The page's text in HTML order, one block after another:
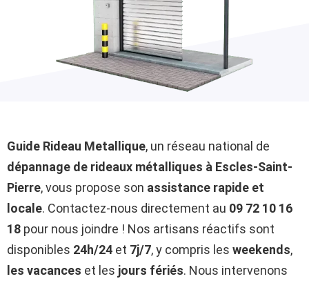
Guide Rideau Metallique, un réseau national de
dépannage de rideaux métalliques à Escles-Saint-
Pierre, vous propose son assistance rapide et
locale. Contactez-nous directement au 09 72 10 16
18 pour nous joindre ! Nos artisans réactifs sont
disponibles 24h/24 et 7j/7, y compris les weekends,
les vacances et les jours fériés. Nous intervenons